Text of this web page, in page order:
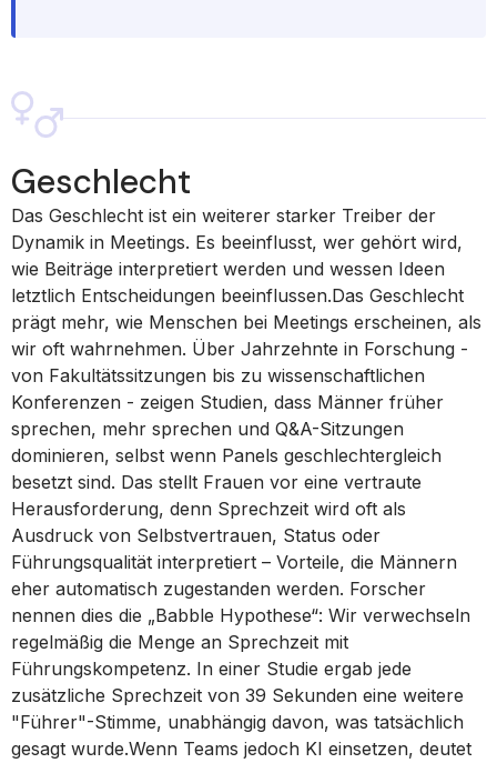
Geschlecht
Das Geschlecht ist ein weiterer starker Treiber der
Dynamik in Meetings. Es beeinflusst, wer gehört wird,
wie Beiträge interpretiert werden und wessen Ideen
letztlich Entscheidungen beeinflussen.Das Geschlecht
prägt mehr, wie Menschen bei Meetings erscheinen, als
wir oft wahrnehmen. Über Jahrzehnte in Forschung -
von Fakultätssitzungen bis zu wissenschaftlichen
Konferenzen - zeigen Studien, dass Männer früher
sprechen, mehr sprechen und Q&A-Sitzungen
dominieren, selbst wenn Panels geschlechtergleich
besetzt sind. Das stellt Frauen vor eine vertraute
Herausforderung, denn Sprechzeit wird oft als
Ausdruck von Selbstvertrauen, Status oder
Führungsqualität interpretiert – Vorteile, die Männern
eher automatisch zugestanden werden. Forscher
nennen dies die „Babble Hypothese“: Wir verwechseln
regelmäßig die Menge an Sprechzeit mit
Führungskompetenz. In einer Studie ergab jede
zusätzliche Sprechzeit von 39 Sekunden eine weitere
"Führer"-Stimme, unabhängig davon, was tatsächlich
gesagt wurde.Wenn Teams jedoch KI einsetzen, deutet